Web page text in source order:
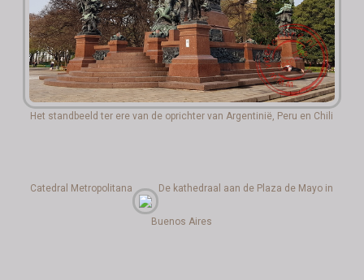
Het standbeeld ter ere van de oprichter van Argentinië, Peru en Chili
Catedral Metropolitana De kathedraal aan de Plaza de Mayo in
Buenos Aires